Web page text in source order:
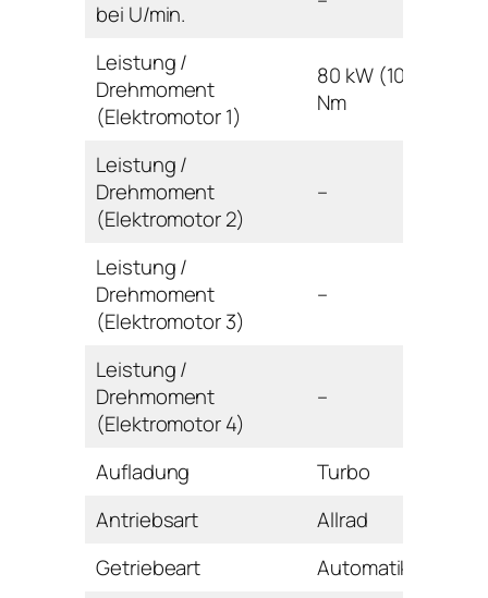
bei U/min.
Leistung /
Drehmoment
(Elektromotor 1)
80 kW (109 PS) / –
Nm
Leistung /
Drehmoment
(Elektromotor 2)
–
Leistung /
Drehmoment
(Elektromotor 3)
–
Leistung /
Drehmoment
(Elektromotor 4)
–
Aufladung
Turbo
Antriebsart
Allrad
Getriebeart
Automatikgetriebe